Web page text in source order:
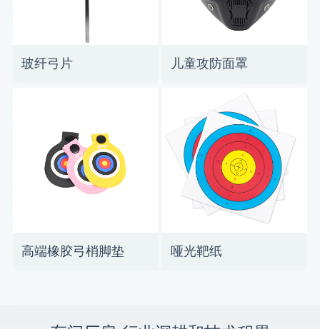
玻纤弓片 儿童攻防面罩
高端橡胶弓梢脚垫 哑光靶纸